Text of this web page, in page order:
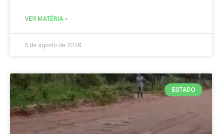
VER MATÉRIA »
5 de agosto de 2026
ESTADO